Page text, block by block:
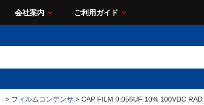
会社案内 ご利用ガイド
> フィルムコンデンサ > CAP FILM 0.056UF 10% 100VDC RAD